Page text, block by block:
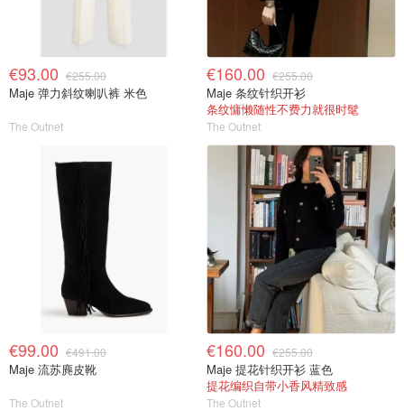
€93.00 €255.00
Maje 弹力斜纹喇叭裤 米色
The Outnet
€160.00 €255.00
Maje 条纹针织开衫
条纹慵懒随性不费力就很时髦
The Outnet
€99.00 €491.00
Maje 流苏麂皮靴
The Outnet
€160.00 €255.00
Maje 提花针织开衫 蓝色
提花编织自带小香风精致感
The Outnet